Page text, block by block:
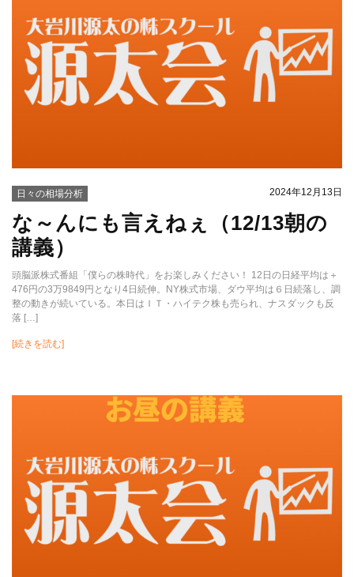
日々の相場分析 2024年12月13日
な～んにも言えねぇ（12/13朝の
講義）
頭脳派株式番組「僕らの株時代」をお楽しみください！ 12日の日経平均は＋
476円の3万9849円となり4日続伸。NY株式市場、ダウ平均は６日続落し、調
整の動きが続いている。本日はＩＴ・ハイテク株も売られ、ナスダックも反
落 […]
[続きを読む]